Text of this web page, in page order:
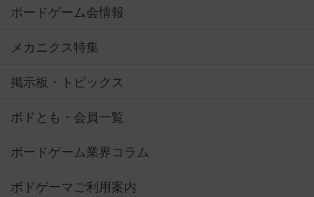
ボードゲーム会情報
メカニクス特集
掲示板・トピックス
ボドとも・会員一覧
ボードゲーム業界コラム
ボドゲーマご利用案内